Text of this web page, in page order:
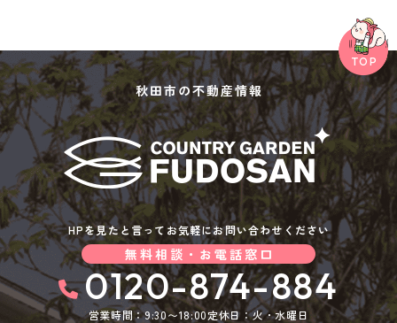
秋田市の不動産情報
HPを見たと言ってお気軽にお問い合わせください
無料相談・お電話窓口
0120-874-884
営業時間：9:30〜18:00定休日：火・水曜日